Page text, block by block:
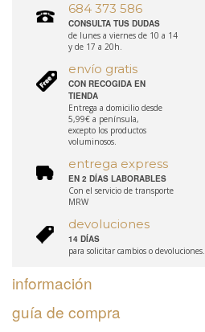
684 373 586
CONSULTA TUS DUDAS
de lunes a viernes de 10 a 14
y de 17 a 20h.
envío gratis
CON RECOGIDA EN
TIENDA
Entrega a domicilio desde
5,99€ a península,
excepto los productos
voluminosos.
entrega express
EN 2 DÍAS LABORABLES
Con el servicio de transporte
MRW
devoluciones
14 DÍAS
para solicitar cambios o devoluciones.
información
guía de compra